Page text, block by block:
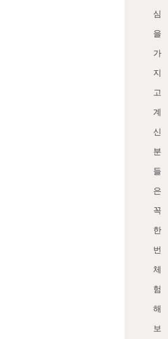
심
을
가
지
고
계
신
분
들
은
꼭
한
번
체
험
해
보